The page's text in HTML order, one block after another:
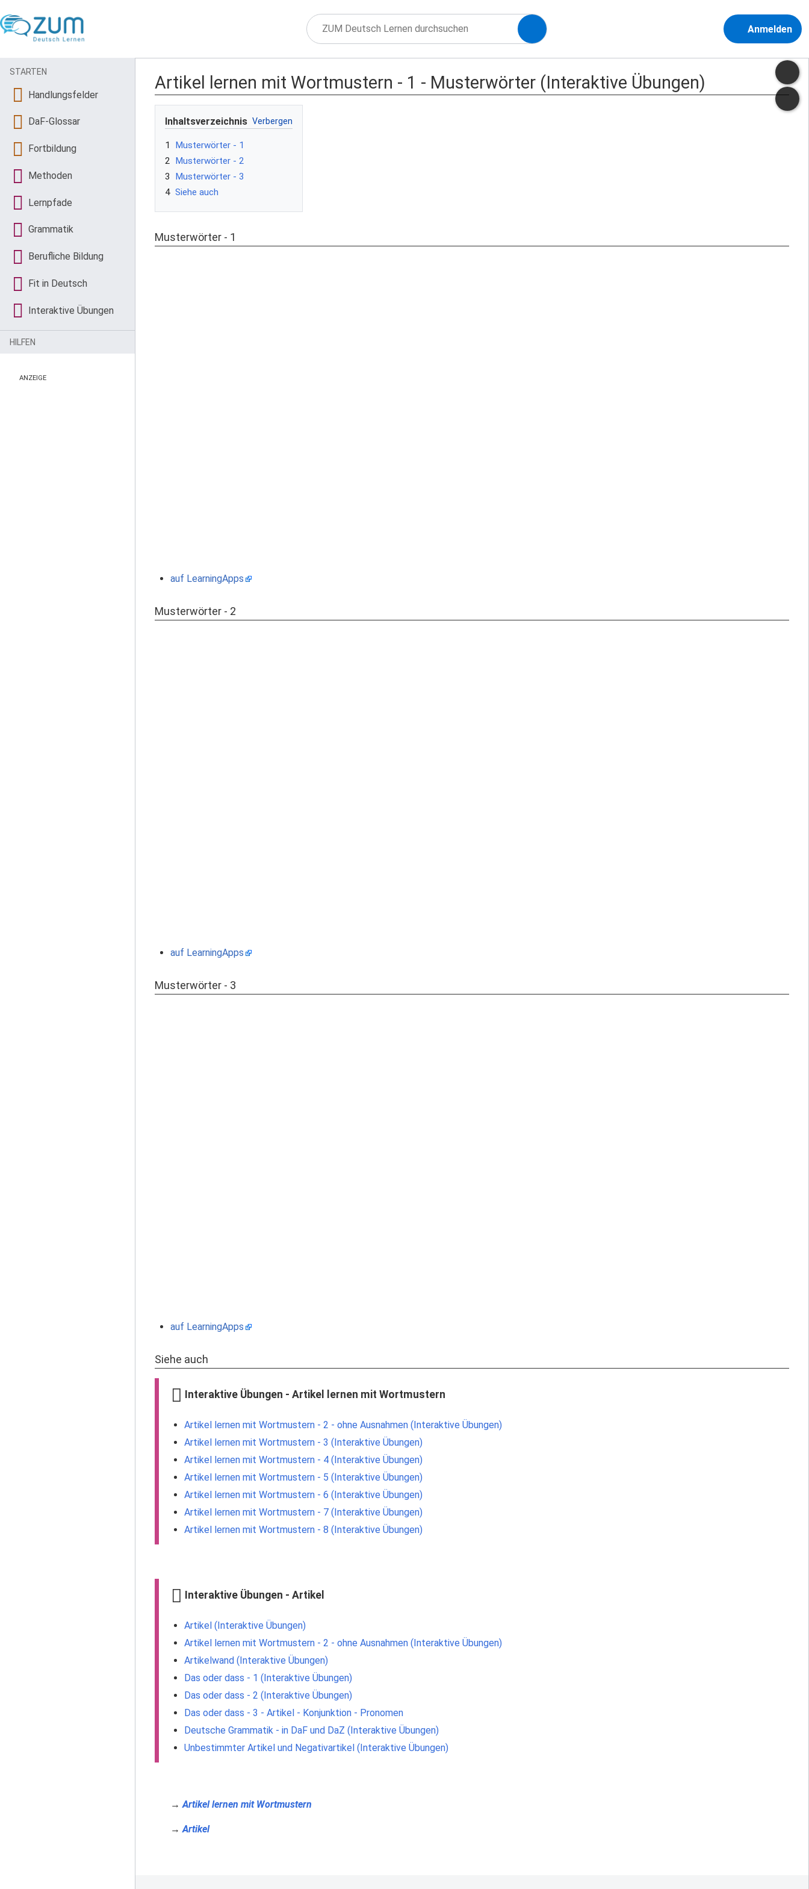
Anmelden
Artikel lernen mit Wortmustern - 1 - Musterwörter (Interaktive Übungen)
Inhaltsverzeichnis
1
Musterwörter - 1
2
Musterwörter - 2
3
Musterwörter - 3
4 Siehe auch
Musterwörter - 1
auf LearningApps
Musterwörter - 2
auf LearningApps
Musterwörter - 3
auf LearningApps
Siehe auch
Interaktive Übungen - Artikel lernen mit Wortmustern
Artikel lernen mit Wortmustern - 2 - ohne Ausnahmen (Interaktive Übungen)
Artikel lernen mit Wortmustern - 3 (Interaktive Übungen)
Artikel lernen mit Wortmustern - 4 (Interaktive Übungen)
Artikel lernen mit Wortmustern - 5 (Interaktive Übungen)
Artikel lernen mit Wortmustern - 6 (Interaktive Übungen)
Artikel lernen mit Wortmustern - 7 (Interaktive Übungen)
Artikel lernen mit Wortmustern - 8 (Interaktive Übungen)
Interaktive Übungen - Artikel
Artikel (Interaktive Übungen)
Artikel lernen mit Wortmustern - 2 - ohne Ausnahmen (Interaktive Übungen)
Artikelwand (Interaktive Übungen)
Das oder dass - 1 (Interaktive Übungen)
Das oder dass - 2 (Interaktive Übungen)
Das oder dass - 3 - Artikel - Konjunktion - Pronomen
Deutsche Grammatik - in DaF und DaZ (Interaktive Übungen)
Unbestimmter Artikel und Negativartikel (Interaktive Übungen)
→ Artikel lernen mit Wortmustern
→ Artikel
STARTEN
Handlungsfelder
DaF-Glossar
Fortbildung
Methoden
Lernpfade
Grammatik
Berufliche Bildung
Fit in Deutsch
Interaktive Übungen
HILFEN
ANZEIGE